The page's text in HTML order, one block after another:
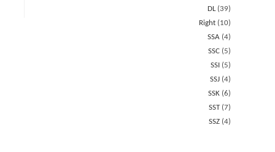
DL 39
Right
10
SSA 4
SSC
5
SSI
5
SSJ 4
SSK 6
SST 7
SSZ 4